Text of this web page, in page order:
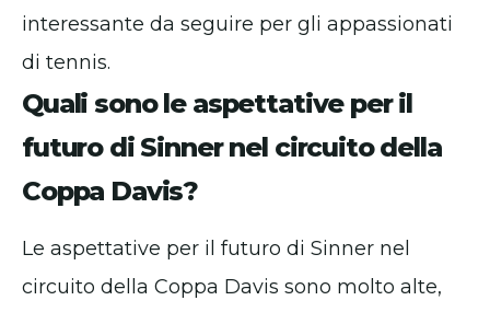
interessante da seguire per gli appassionati
di tennis.
Quali sono le aspettative per il
futuro di Sinner nel circuito della
Coppa Davis?
Le aspettative per il futuro di Sinner nel
circuito della Coppa Davis sono molto alte,